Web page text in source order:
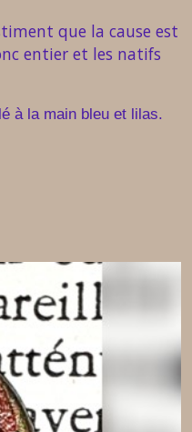
que la cause est
entier et les natifs
à la main bleu et lilas.